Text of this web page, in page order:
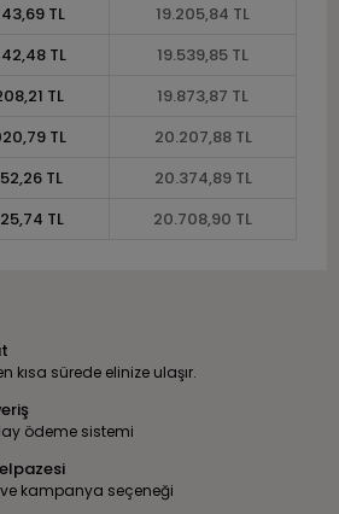
TL
19.205,84 TL
TL
19.539,85 TL
TL
19.873,87 TL
TL
20.207,88 TL
TL
20.374,89 TL
TL 20.708,90 TL
kısa sürede elinize ulaşır.
ödeme sistemi
kampanya seçeneği